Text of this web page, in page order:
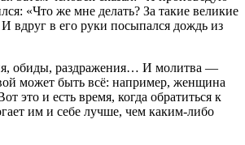
«Что же мне делать? За такие великие
вдруг в его руки посыпался дождь из
обиды, раздражения… И молитва —
может быть всё: например, женщина
это и есть время, когда обратиться к
им и себе лучше, чем каким-либо